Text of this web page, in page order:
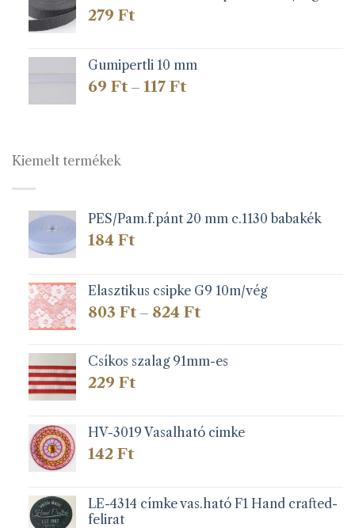
279 Ft
Gumipertli 10 mm
69 Ft – 117 FtÁrtartomány:
Kiemelt termékek
PES/Pam.f.pánt 20 mm c.1130 babakék
184 Ft
Elasztikus csipke G9 10m/vég
803 Ft – 824 FtÁrtartomány:
824 Ft
Csíkos szalag 91mm-es
229 Ft
HV-3019 Vasalható cimke
142 Ft
LE-4314 címke vas.ható F1 Hand crafted-
felirat